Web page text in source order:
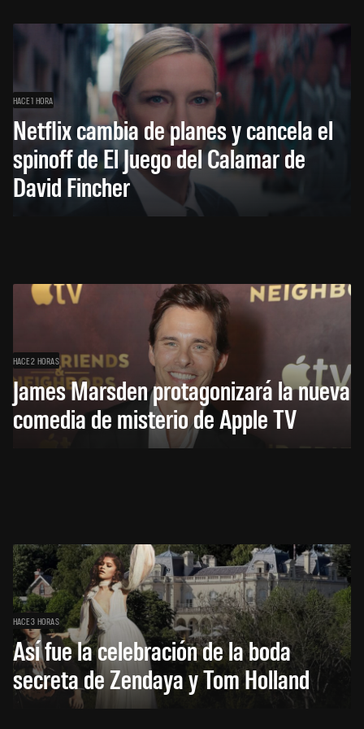
HACE 1 HORA
Netflix cambia de planes y cancela el
spinoff de El Juego del Calamar de
David Fincher
HACE 2 HORAS
James Marsden protagonizará la nueva
comedia de misterio de Apple TV
HACE 3 HORAS
Así fue la celebración de la boda
secreta de Zendaya y Tom Holland